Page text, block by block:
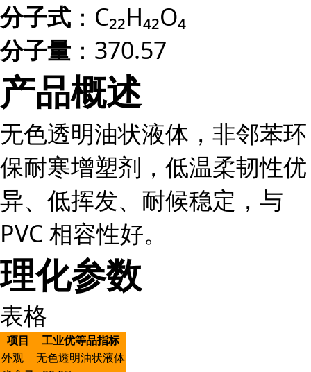
分子式 ：C₂₂H₄₂O₄
分子量 ：370.57
产品概述
无色透明油状液体，非邻苯环
保耐寒增塑剂，低温柔韧性优
异、低挥发、耐候稳定，与
PVC 相容性好。
理化参数
表格
项目 工业优等品指标
外观
无色透明油状液体